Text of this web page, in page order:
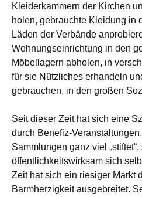
Kleiderkammern der Kirchen
holen, gebrauchte Kleidung in
Läden der Verbände
Wohnungseinrichtung in den
Möbellagern abholen, in
für sie Nützliches erhandeln
gebrauchen, in den großen
Seit dieser Zeit hat sich eine
durch Benefiz-
Sammlungen ganz viel
öffentlichkeitswirksam sich
Zeit hat sich ein riesiger Markt
Barmherzigkeit ausgebreitet.